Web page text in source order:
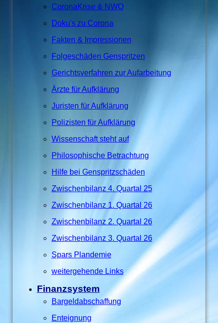
CoronaKrise & NWO
Doku's zu Corona
Fakten & Impressionen
Folgeschäden Genspritzen
Gerichtsverfahren zur Aufarbeitung
Ärzte für Aufklärung
Juristen für Aufklärung
Polizisten für Aufklärung
Wissenschaft steht auf
Philosophische Betrachtung
Hilfe bei Genspritzschäden
Zwischenbilanz 4. Quartal 25
Zwischenbilanz 1. Quartal 26
Zwischenbilanz 2. Quartal 26
Zwischenbilanz 3. Quartal 26
Spars Plandemie
weitergehende Links
Finanzsystem
Bargeldabschaffung
Enteignung